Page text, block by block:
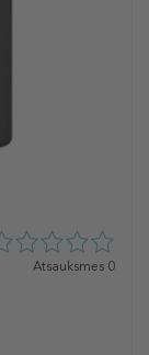
0
Atsauksmes 0